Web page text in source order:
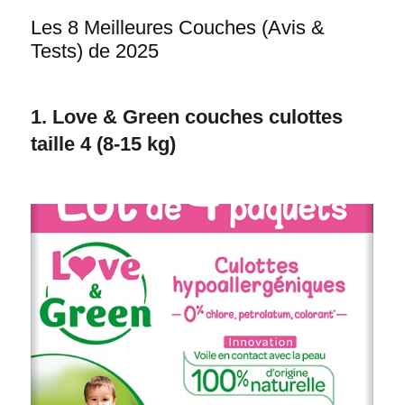
Les 8 Meilleures Couches (Avis &
Tests) de 2025
1. Love & Green couches culottes
taille 4 (8-15 kg)